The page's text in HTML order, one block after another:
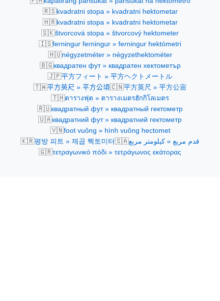
🇷🇸kvadratni stopa » kvadratni hektometar
🇭🇷kvadratni stopa » kvadratni hektometar
🇸🇰štvorcová stopa » štvorcový hektometer
🇮🇸ferningur ferningur » ferningur hektómetri
🇭🇺négyzetméter » négyzethektométer
🇧🇬квадратен фут » квадратен хектометър
🇯🇵平方フィート » 平方ヘクトメートル
🇹🇼平方英尺 » 平方公頃🇨🇳平方英尺 » 平方公亩
🇹🇭ตารางฟุต » ตารางเมตรฮักกิโลเมตร
🇷🇺квадратный фут » квадратный гектометр
🇺🇦квадратний фут » квадратний гектометр
🇻🇳foot vuông » hình vuông hectomet
🇰🇷평방 피트 » 제곱 헥토미터 🇸🇦قدم مربع » كيلومتر مربع
🇬🇷τετραγωνικό πόδι » τετράγωνος εκάτορας